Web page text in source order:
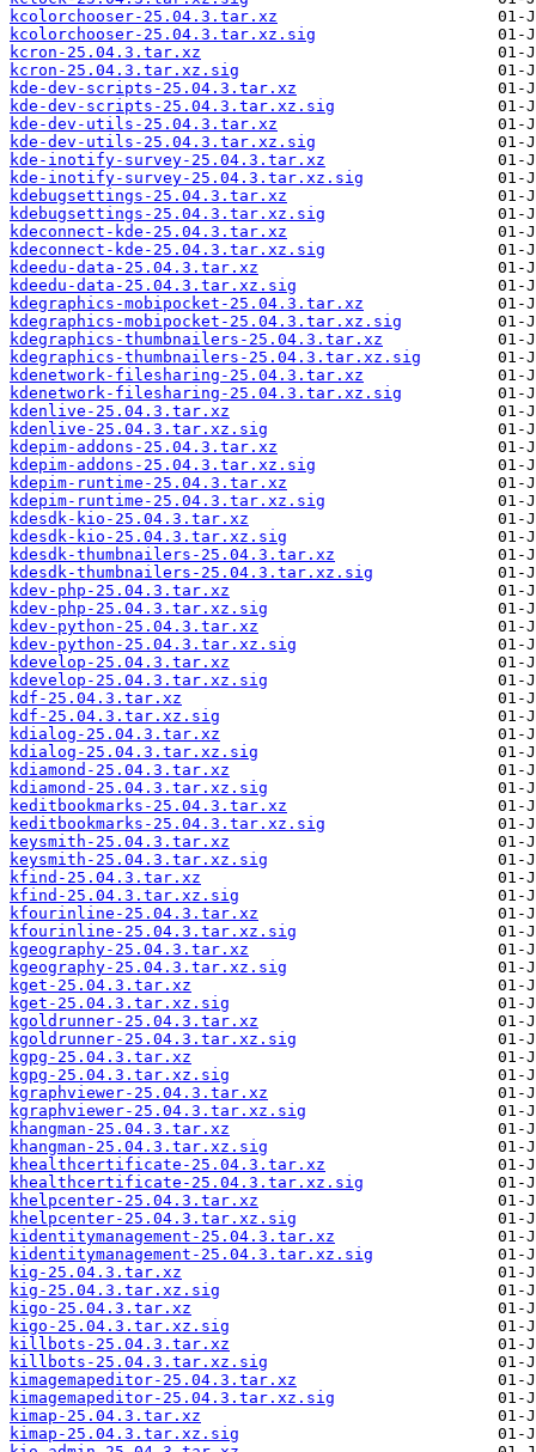
kcolorchooser-25.04.3.tar.xz
kcolorchooser-25.04.3.tar.xz.sig
kcron-25.04.3.tar.xz
kcron-25.04.3.tar.xz.sig
kde-dev-scripts-25.04.3.tar.xz
kde-dev-scripts-25.04.3.tar.xz.sig
kde-dev-utils-25.04.3.tar.xz
kde-dev-utils-25.04.3.tar.xz.sig
kde-inotify-survey-25.04.3.tar.xz
kde-inotify-survey-25.04.3.tar.xz.sig
kdebugsettings-25.04.3.tar.xz
kdebugsettings-25.04.3.tar.xz.sig
kdeconnect-kde-25.04.3.tar.xz
kdeconnect-kde-25.04.3.tar.xz.sig
kdeedu-data-25.04.3.tar.xz
kdeedu-data-25.04.3.tar.xz.sig
kdegraphics-mobipocket-25.04.3.tar.xz
kdegraphics-mobipocket-25.04.3.tar.xz.sig
kdegraphics-thumbnailers-25.04.3.tar.xz
kdegraphics-thumbnailers-25.04.3.tar.xz.sig
kdenetwork-filesharing-25.04.3.tar.xz
kdenetwork-filesharing-25.04.3.tar.xz.sig
kdenlive-25.04.3.tar.xz
kdenlive-25.04.3.tar.xz.sig
kdepim-addons-25.04.3.tar.xz
kdepim-addons-25.04.3.tar.xz.sig
kdepim-runtime-25.04.3.tar.xz
kdepim-runtime-25.04.3.tar.xz.sig
kdesdk-kio-25.04.3.tar.xz
kdesdk-kio-25.04.3.tar.xz.sig
kdesdk-thumbnailers-25.04.3.tar.xz
kdesdk-thumbnailers-25.04.3.tar.xz.sig
kdev-php-25.04.3.tar.xz
kdev-php-25.04.3.tar.xz.sig
kdev-python-25.04.3.tar.xz
kdev-python-25.04.3.tar.xz.sig
kdevelop-25.04.3.tar.xz
kdevelop-25.04.3.tar.xz.sig
kdf-25.04.3.tar.xz
kdf-25.04.3.tar.xz.sig
kdialog-25.04.3.tar.xz
kdialog-25.04.3.tar.xz.sig
kdiamond-25.04.3.tar.xz
kdiamond-25.04.3.tar.xz.sig
keditbookmarks-25.04.3.tar.xz
keditbookmarks-25.04.3.tar.xz.sig
keysmith-25.04.3.tar.xz
keysmith-25.04.3.tar.xz.sig
kfind-25.04.3.tar.xz
kfind-25.04.3.tar.xz.sig
kfourinline-25.04.3.tar.xz
kfourinline-25.04.3.tar.xz.sig
kgeography-25.04.3.tar.xz
kgeography-25.04.3.tar.xz.sig
kget-25.04.3.tar.xz
kget-25.04.3.tar.xz.sig
kgoldrunner-25.04.3.tar.xz
kgoldrunner-25.04.3.tar.xz.sig
kgpg-25.04.3.tar.xz
kgpg-25.04.3.tar.xz.sig
kgraphviewer-25.04.3.tar.xz
kgraphviewer-25.04.3.tar.xz.sig
khangman-25.04.3.tar.xz
khangman-25.04.3.tar.xz.sig
khealthcertificate-25.04.3.tar.xz
khealthcertificate-25.04.3.tar.xz.sig
khelpcenter-25.04.3.tar.xz
khelpcenter-25.04.3.tar.xz.sig
kidentitymanagement-25.04.3.tar.xz
kidentitymanagement-25.04.3.tar.xz.sig
kig-25.04.3.tar.xz
kig-25.04.3.tar.xz.sig
kigo-25.04.3.tar.xz
kigo-25.04.3.tar.xz.sig
killbots-25.04.3.tar.xz
killbots-25.04.3.tar.xz.sig
kimagemapeditor-25.04.3.tar.xz
kimagemapeditor-25.04.3.tar.xz.sig
kimap-25.04.3.tar.xz
kimap-25.04.3.tar.xz.sig